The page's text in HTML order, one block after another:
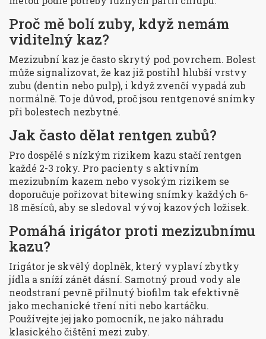
Proč mě bolí zuby, když nemám
viditelný kaz?
Mezizubní kaz je často skrytý pod povrchem. Bolest
může signalizovat, že kaz již postihl hlubší vrstvy
zubu (dentin nebo pulp), i když zvenčí vypadá zub
normálně. To je důvod, proč jsou rentgenové snímky
při bolestech nezbytné.
Jak často dělat rentgen zubů?
Pro dospělé s nízkým rizikem kazu stačí rentgen
každé 2-3 roky. Pro pacienty s aktivním
mezizubním kazem nebo vysokým rizikem se
doporučuje pořizovat bitewing snímky každých 6-
18 měsíců, aby se sledoval vývoj kazových ložisek.
Pomáhá irigátor proti mezizubnímu
kazu?
Irigátor je skvělý doplněk, který vyplaví zbytky
jídla a sníží zánět dásní. Samotný proud vody ale
neodstraní pevně přilnutý biofilm tak efektivně
jako mechanické tření niti nebo kartáčku.
Používejte jej jako pomocník, ne jako náhradu
klasického čištění mezi zuby.